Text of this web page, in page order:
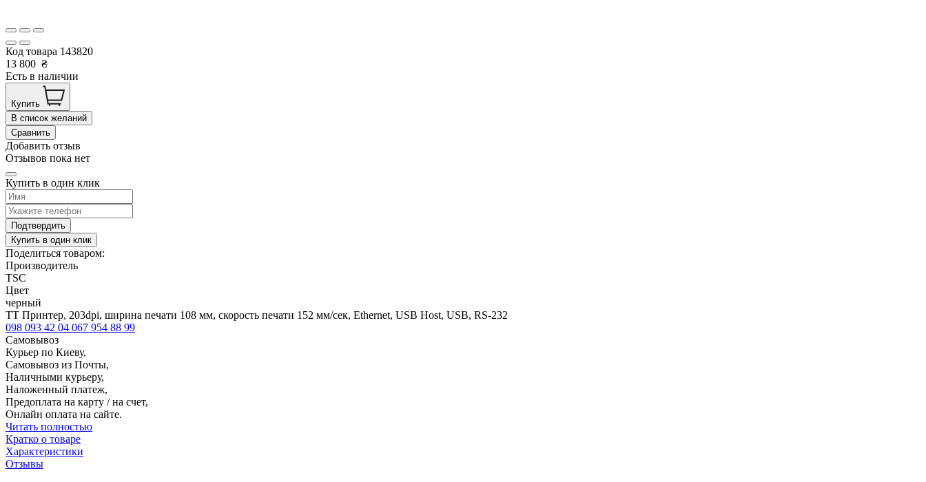
Код товара 143820
13 800 ₴
Есть в наличии
Купить
В список желаний
Сравнить
Добавить отзыв
Отзывов пока нет
Купить в один клик
Подтвердить
Купить в один клик
Поделиться товаром:
Производитель
TSC
Цвет
черный
TT Принтер, 203dpi, ширина печати 108 мм, скорость печати 152 мм/сек, Ethernet, USB Host, USB, RS-232
098 093 42 04 067 954 88 99
Самовывоз
Курьер по Киеву,
Самовывоз из Почты,
Наличными курьеру,
Наложенный платеж,
Предоплата на карту / на счет,
Онлайн оплата на сайте.
Читать полностью
Кратко о товаре
Характеристики
Отзывы